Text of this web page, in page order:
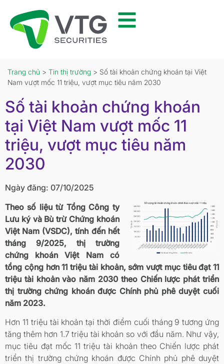
Trang chủ > Tin thị trường > Số tài khoản chứng khoán tại Việt
Nam vượt mốc 11 triệu, vượt mục tiêu năm 2030
Số tài khoản chứng khoán
tại Việt Nam vượt mốc 11
triệu, vượt mục tiêu năm
2030
Ngày đăng: 07/10/2025
Theo số liệu từ Tổng Công ty
Lưu ký và Bù trừ Chứng khoán
Việt Nam (VSDC), tính đến hết
tháng 9/2025, thị trường
chứng khoán Việt Nam có
tổng cộng hơn 11 triệu tài khoản, sớm vượt mục tiêu đạt 11
triệu tài khoản vào năm 2030 theo Chiến lược phát triển
thị trường chứng khoán được Chính phủ phê duyệt cuối
năm 2023.
Hơn 11 triệu tài khoản tại thời điểm cuối tháng 9 tương ứng
tăng thêm hơn 1.7 triệu tài khoản so với đầu năm. Như vậy,
mục tiêu đạt mốc 11 triệu tài khoản theo Chiến lược phát
triển thị trường chứng khoán được Chính phủ phê duyệt